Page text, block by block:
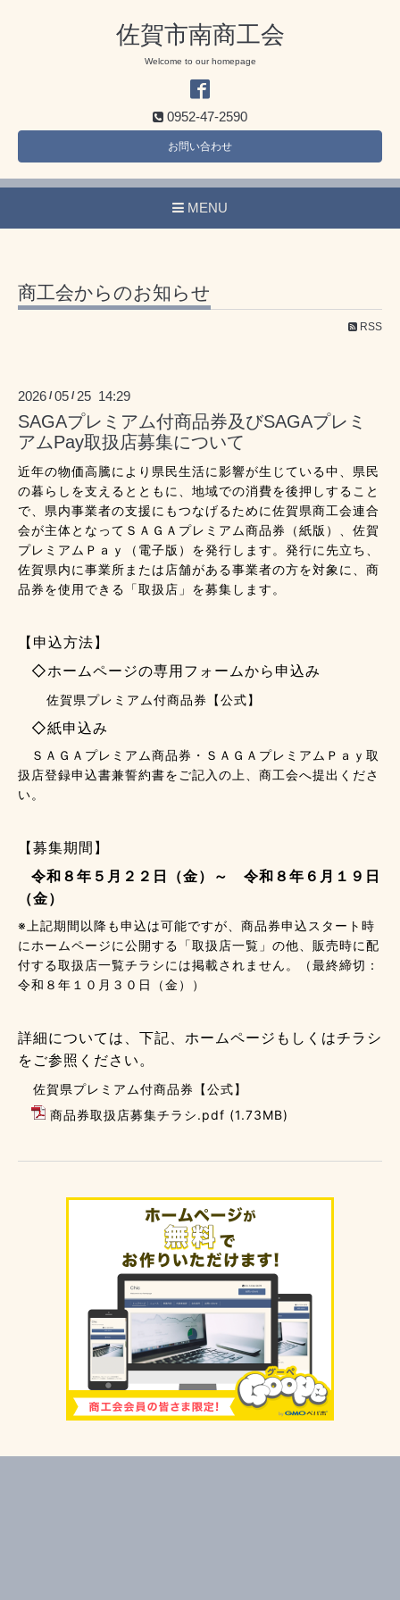
佐賀市南商工会
Welcome to our homepage
0952-47-2590
お問い合わせ
MENU
商工会からのお知らせ
RSS
2026 /05 / 25 14:29
SAGAプレミアム付商品券及びSAGAプレミ
アムPay取扱店募集について
近年の物価高騰により県民生活に影響が生じている中、県民
の暮らしを支えるとともに、地域での消費を後押しすること
で、県内事業者の支援にもつなげるために佐賀県商工会連合
会が主体となってＳＡＧＡプレミアム商品券（紙版）、佐賀
プレミアムＰａｙ（電子版）を発行します。発行に先立ち、
佐賀県内に事業所または店舗がある事業者の方を対象に、商
品券を使用できる「取扱店」を募集します。
【申込方法】
◇ホームページの専用フォームから申込み
佐賀県プレミアム付商品券【公式】
◇紙申込み
ＳＡＧＡプレミアム商品券・ＳＡＧＡプレミアムＰａｙ取
扱店登録申込書兼誓約書をご記入の上、商工会へ提出くださ
い。
【募集期間】
令和８年５月２２日（金）～ 令和８年６月１９日
（金）
※上記期間以降も申込は可能ですが、商品券申込スタート時
にホームページに公開する「取扱店一覧」の他、販売時に配
付する取扱店一覧チラシには掲載されません。（最終締切：
令和８年１０月３０日（金））
詳細については、下記、ホームページもしくはチラシ
をご参照ください。
佐賀県プレミアム付商品券【公式】
商品券取扱店募集チラシ.pdf (1.73MB)